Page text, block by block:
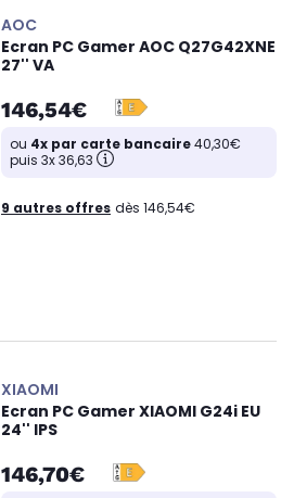
AOC
Ecran PC Gamer AOC Q27G42XNE
27'' VA
146,54€
ou 4x par carte bancaire40,30€
puis 3x 36,63
9 autres offres dès 146,54€
XIAOMI
Ecran PC Gamer XIAOMI G24i EU
24'' IPS
146,70€